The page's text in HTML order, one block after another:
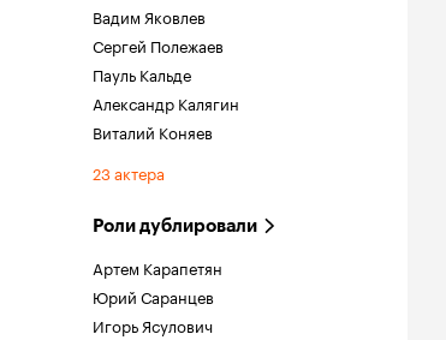
Вадим Яковлев
Сергей Полежаев
Пауль Кальде
Александр Калягин
Виталий Коняев
23 актера
Роли дублировали
Артем Карапетян
Юрий Саранцев
Игорь Ясулович